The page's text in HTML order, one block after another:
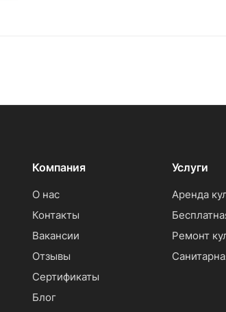
Компания
О нас
Контакты
Вакансии
Отзывы
Сертификаты
Блог
Услуги
Аренда
Ремонт